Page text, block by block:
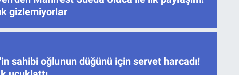
gizlemiyorlar
sahibi oğlunun düğünü için servet harcadı!